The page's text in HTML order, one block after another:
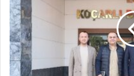
ş
k
a
n
Ç
e